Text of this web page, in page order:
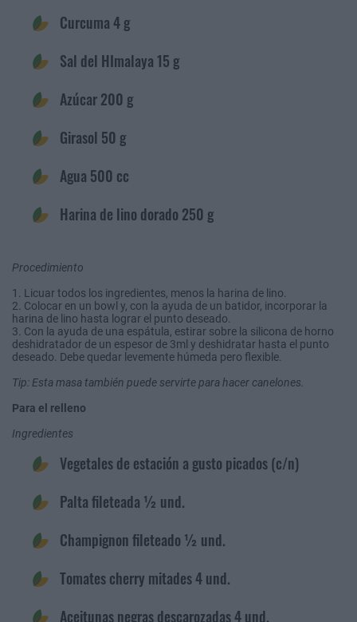
Curcuma 4 g
Sal del HImalaya 15 g
Azúcar 200 g
Girasol 50 g
Agua 500 cc
Harina de lino dorado 250 g
Procedimiento
1. Licuar todos los ingredientes, menos la harina de lino.
2. Colocar en un bowl y, con la ayuda de un batidor, incorporar la
harina de lino hasta lograr el punto deseado.
3. Con la ayuda de una espátula, estirar sobre la silicona de horno
deshidratador de un espesor de 3ml y deshidratar hasta el punto
deseado. Debe quedar levemente húmeda pero flexible.
Tip: Esta masa también puede servirte para hacer canelones.
Para el relleno
Ingredientes
Vegetales de estación a gusto picados (c/n)
Palta fileteada ½ und.
Champignon fileteado ½ und.
Tomates cherry mitades 4 und.
Aceitunas negras descarozadas 4 und.